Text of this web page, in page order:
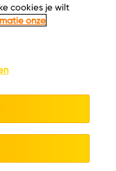
Ontdek
Keurmerken
cookies je wilt
onze